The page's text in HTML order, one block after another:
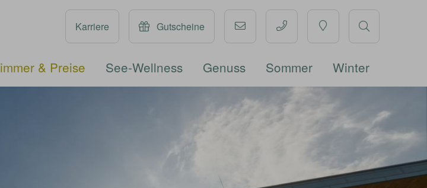
Karriere Gutscheine
& Preise See-Wellness Genuss Sommer Winter